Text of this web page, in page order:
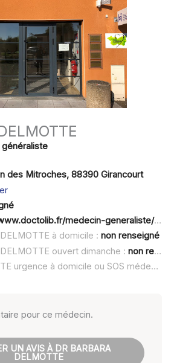
des Mitroches, 88390 Girancourt
medecin-generaliste/girancourt/barbara-delmotte
à domicile : non renseigné
ouvert dimanche : non renseigné
Dr Barbara DELMOTTE urgence à domicile ou SOS médecin :
pour ce médecin.
UN AVIS À DR BARBARA
DELMOTTE